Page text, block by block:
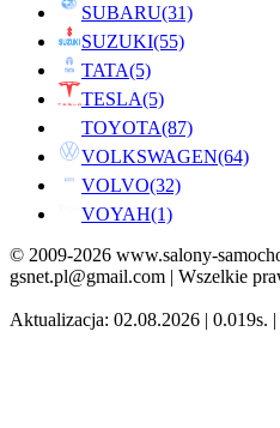
SUBARU(31)
SUZUKI(55)
TATA(5)
TESLA(5)
TOYOTA(87)
VOLKSWAGEN(64)
VOLVO(32)
VOYAH(1)
© 2009-2026 www.salony-
gsnet.pl@gmail.com | Wszelkie
Aktualizacja: 02.08.2026 | 0.019s.